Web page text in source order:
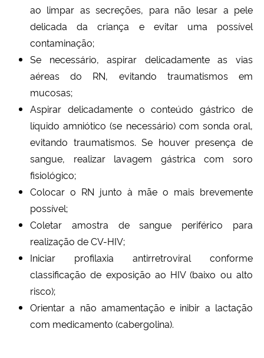
Controladoria-Geral da União
Ministério da Mulher, da Família e dos Direitos Humanos
Secretaria-Geral
Secretaria de Governo
Gabinete de Segurança Institucional
Advocacia-Geral da União
Banco Central do Brasil
ao limpar as secreções, para não lesar a pele
delicada da criança e evitar uma possível
contaminação;
Se necessário, aspirar delicadamente as vias
aéreas do RN, evitando traumatismos em
mucosas;
Aspirar delicadamente o conteúdo gástrico de
líquido amniótico (se necessário) com sonda oral,
evitando traumatismos. Se houver presença de
sangue, realizar lavagem gástrica com soro
fisiológico;
Colocar o RN junto à mãe o mais brevemente
possível;
Coletar amostra de sangue periférico para
realização de CV-HIV;
Iniciar profilaxia antirretroviral conforme
classificação de exposição ao HIV (baixo ou alto
risco);
Orientar a não amamentação e inibir a lactação
com medicamento (cabergolina).